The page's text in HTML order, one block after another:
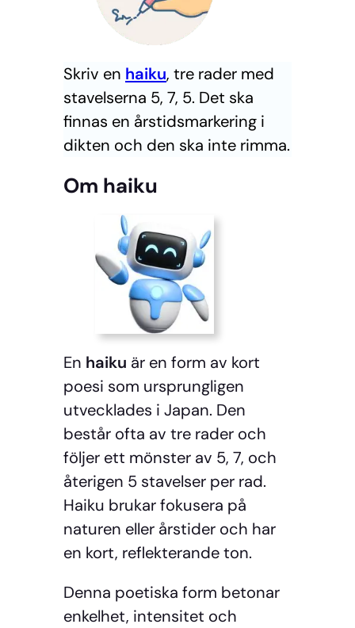
Skriv en haiku, tre rader med
stavelserna 5, 7, 5. Det ska
finnas en årstidsmarkering i
dikten och den ska inte rimma.
Om haiku
En haiku är en form av kort
poesi som ursprungligen
utvecklades i Japan. Den
består ofta av tre rader och
följer ett mönster av 5, 7, och
återigen 5 stavelser per rad.
Haiku brukar fokusera på
naturen eller årstider och har
en kort, reflekterande ton.
Denna poetiska form betonar
enkelhet, intensitet och